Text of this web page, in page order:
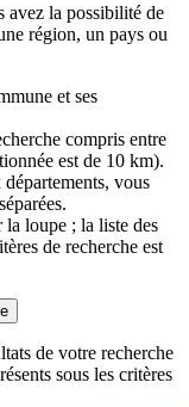
avez la possibilité de
région, un pays ou
et ses
compris entre
est de 10 km).
vous
loupe ; la liste des
de recherche est
de votre recherche
sous les critères